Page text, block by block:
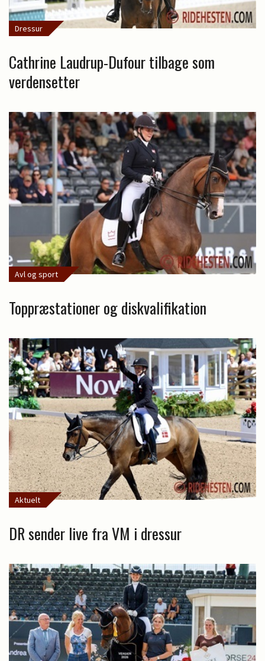
Dressur
Cathrine Laudrup-Dufour tilbage som
verdensetter
Avl og sport
Toppræstationer og diskvalifikation
Aktuelt
DR sender live fra VM i dressur